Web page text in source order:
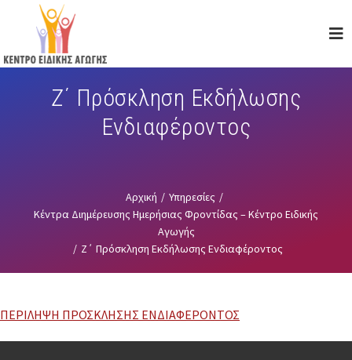
content
Ζ΄ Πρόσκληση Εκδήλωσης
Ενδιαφέροντος
Αρχική / Υπηρεσίες /
Κέντρα Διημέρευσης Ημερήσιας Φροντίδας – Κέντρο Ειδικής
Αγωγής
/ Ζ΄ Πρόσκληση Εκδήλωσης Ενδιαφέροντος
ΠΕΡΙΛΗΨΗ ΠΡΟΣΚΛΗΣΗΣ ΕΝΔΙΑΦΕΡΟΝΤΟΣ